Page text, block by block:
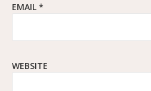
EMAIL *
WEBSITE